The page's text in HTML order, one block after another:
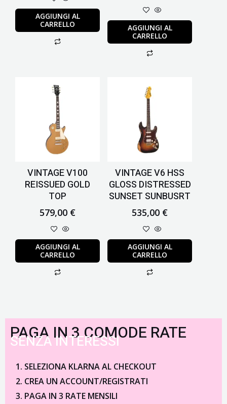
AGGIUNGI AL
CARRELLO
AGGIUNGI AL
CARRELLO
VINTAGE V100
REISSUED GOLD
TOP
579,00 €
AGGIUNGI AL
CARRELLO
VINTAGE V6 HSS
GLOSS DISTRESSED
SUNSET SUNBUSRT
535,00 €
AGGIUNGI AL
CARRELLO
PAGA IN 3 COMODE RATE
SENZA INTERESSI
SELEZIONA KLARNA AL CHECKOUT
CREA UN ACCOUNT/REGISTRATI
PAGA IN 3 RATE MENSILI